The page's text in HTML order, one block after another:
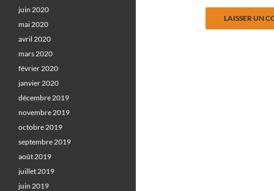
juin 2020
mai 2020
avril 2020
mars 2020
février 2020
janvier 2020
décembre 2019
novembre 2019
octobre 2019
septembre 2019
août 2019
juillet 2019
juin 2019